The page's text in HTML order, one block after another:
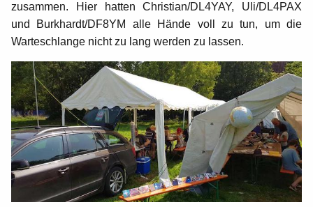
zusammen. Hier hatten Christian/DL4YAY, Uli/DL4PAX
und Burkhardt/DF8YM alle Hände voll zu tun, um die
Warteschlange nicht zu lang werden zu lassen.